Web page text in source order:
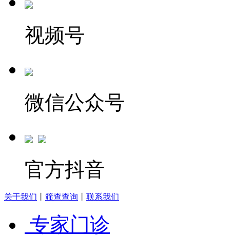
视频号
微信公众号
官方抖音
关于我们 筛查查询 联系我们
专家门诊